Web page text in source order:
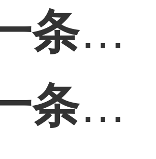
上一条：
下一条：